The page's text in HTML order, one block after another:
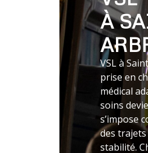
À
VSL à
prise en
médical
soins
s’impose
des
stabilité.